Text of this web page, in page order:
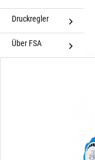
Druckregler
Über FSA